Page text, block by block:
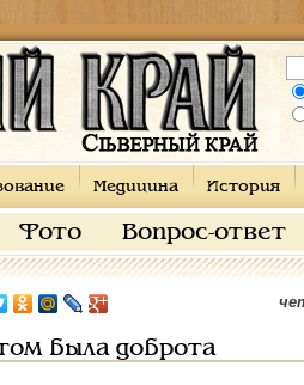
Медицина История
Фото Вопрос-ответ
была доброта